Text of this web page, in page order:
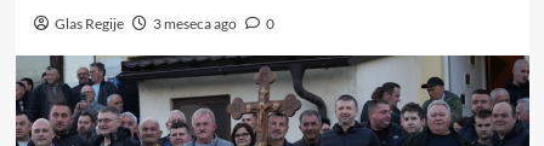
Glas Regije 3 meseca ago 0